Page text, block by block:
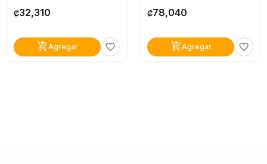
₡32,310
add_shopping_cartAgregar favorite_border
₡78,040
add_shopping_cartAgregar favorite_border